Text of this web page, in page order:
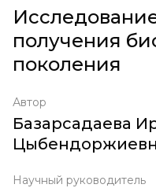
получения
поколения
Автор
Базарсадаева
Научный руководитель